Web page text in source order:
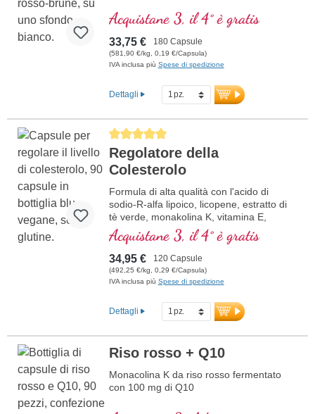
Acquistane 3, il 4° è gratis
33,75 € 180 Capsule
(581,90 €/kg, 0,19 €/Capsula)
IVA inclusa più Spese di spedizione
Dettagli
Average rating of 5 out of 5 stars
Regolatore della
Colesterolo
Formula di alta qualità con l'acido di
sodio-R-alfa lipoico, licopene, estratto di
tè verde, monakolina K, vitamina E,
vitamina B3 e beta glucano, che
contribuisce al mantenimento della
normale colesterolo nel sangue.
Acquistane 3, il 4° è gratis
34,95 € 120 Capsule
(492,25 €/kg, 0,29 €/Capsula)
IVA inclusa più Spese di spedizione
Dettagli
Riso rosso + Q10
Monacolina K da riso rosso fermentato
con 100 mg di Q10